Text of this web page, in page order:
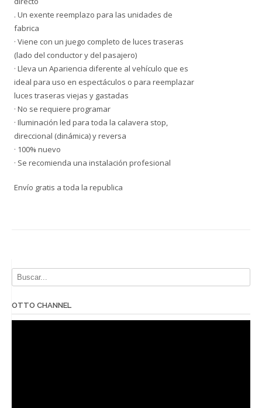
. Un exente reemplazo para las unidades de
fabrica
· Viene con un juego completo de luces traseras
(lado del conductor y del pasajero)
· Lleva un Apariencia diferente al vehículo que es
ideal para uso en espectáculos o para reemplazar
luces traseras viejas y gastadas
· No se requiere programar
· Iluminación led para toda la calavera stop,
direccional (dinámica) y reversa
· 100% nuevo
· Se recomienda una instalación profesional
Envío gratis a toda la republica
OTTO CHANNEL